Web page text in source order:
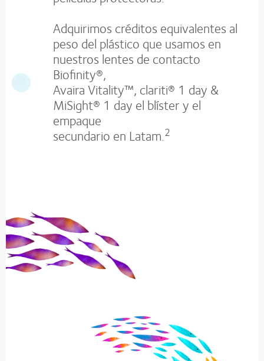
Adquirimos créditos equivalentes al
peso del plástico que usamos en
nuestros lentes de contacto
Biofinity®,
Avaira Vitality™, clariti® 1 day &
MiSight® 1 day el blíster y el
empaque
secundario en Latam.2